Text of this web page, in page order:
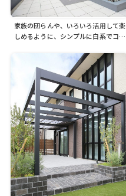
家族の団らんや、いろいろ活用して楽
しめるように、シンプルに白系でコー